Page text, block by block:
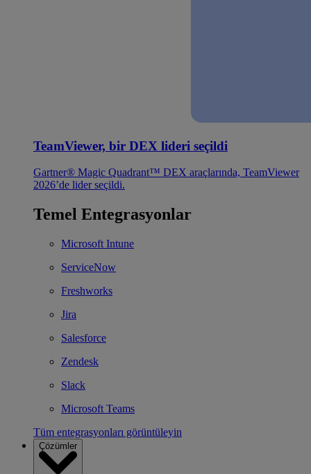
TeamViewer, bir DEX lideri seçildi
Gartner® Magic Quadrant™ DEX araçlarında, TeamViewer
2026’de lider seçildi.
Temel Entegrasyonlar
Microsoft Intune
ServiceNow
Freshworks
Jira
Salesforce
Zendesk
Slack
Microsoft Teams
Tüm entegrasyonları görüntüleyin
Çözümler